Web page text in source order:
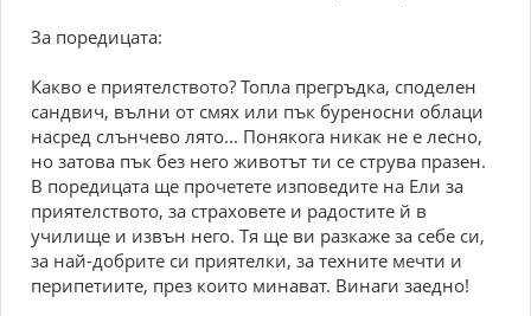
За поредицата:
Какво е приятелството? Топла прегръдка, споделен
сандвич, вълни от смях или пък буреносни облаци
насред слънчево лято... Понякога никак не е лесно,
но затова пък без него животът ти се струва празен.
В поредицата ще прочетете изповедите на Ели за
приятелството, за страховете и радостите й в
училище и извън него. Тя ще ви разкаже за себе си,
за най-добрите си приятелки, за техните мечти и
перипетиите, през които минават. Винаги заедно!